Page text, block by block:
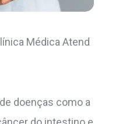
Médica Atend
doenças como a